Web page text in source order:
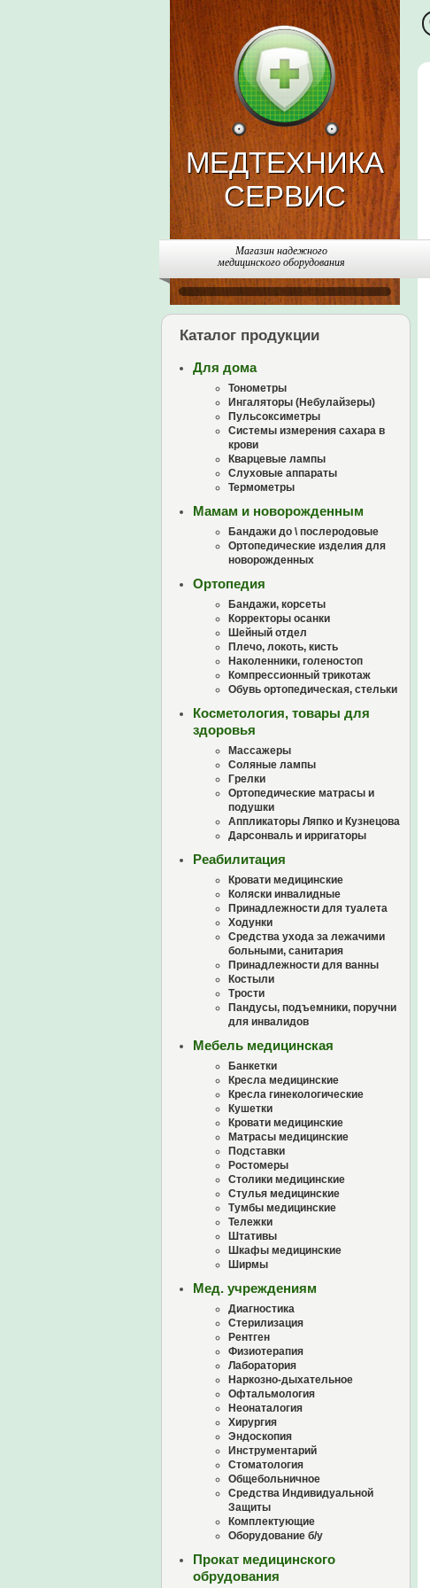
МЕДТЕХНИКА
СЕРВИС
Магазин надежного
медицинского оборудования
Каталог продукции
Для дома
Тонометры
Ингаляторы (Небулайзеры)
Пульсоксиметры
Системы измерения сахара в
крови
Кварцевые лампы
Слуховые аппараты
Термометры
Мамам и новорожденным
Бандажи до \ послеродовые
Ортопедические изделия для
новорожденных
Ортопедия
Бандажи, корсеты
Корректоры осанки
Шейный отдел
Плечо, локоть, кисть
Наколенники, голеностоп
Компрессионный трикотаж
Обувь ортопедическая, стельки
Косметология, товары для
здоровья
Массажеры
Соляные лампы
Грелки
Ортопедические матрасы и
подушки
Аппликаторы Ляпко и Кузнецова
Дарсонваль и ирригаторы
Реабилитация
Кровати медицинские
Коляски инвалидные
Принадлежности для туалета
Ходунки
Средства ухода за лежачими
больными, санитария
Принадлежности для ванны
Костыли
Трости
Пандусы, подъемники, поручни
для инвалидов
Мебель медицинская
Банкетки
Кресла медицинские
Кресла гинекологические
Кушетки
Кровати медицинские
Матрасы медицинские
Подставки
Ростомеры
Столики медицинские
Стулья медицинские
Тумбы медицинские
Тележки
Штативы
Шкафы медицинские
Ширмы
Мед. учреждениям
Диагностика
Стерилизация
Рентген
Физиотерапия
Лаборатория
Наркозно-дыхательное
Офтальмология
Неонаталогия
Хирургия
Эндоскопия
Инструментарий
Стоматология
Общебольничное
Средства Индивидуальной
Защиты
Комплектующие
Оборудование б/у
Прокат медицинского
обрудования